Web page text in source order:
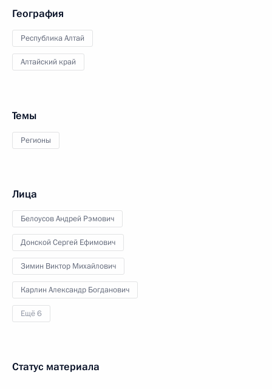
География
Республика Алтай
Алтайский край
Темы
Регионы
Лица
Белоусов Андрей Рэмович
Донской Сергей Ефимович
Зимин Виктор Михайлович
Карлин Александр Богданович
Ещё 6
Статус материала